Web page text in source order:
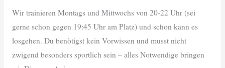
Wir trainieren Montags und Mittwochs von 20-22 Uhr (sei
gerne schon gegen 19:45 Uhr am Platz) und schon kann es
losgehen. Du benötigst kein Vorwissen und musst nicht
zwigend besonders sportlich sein – alles Notwendige bringen